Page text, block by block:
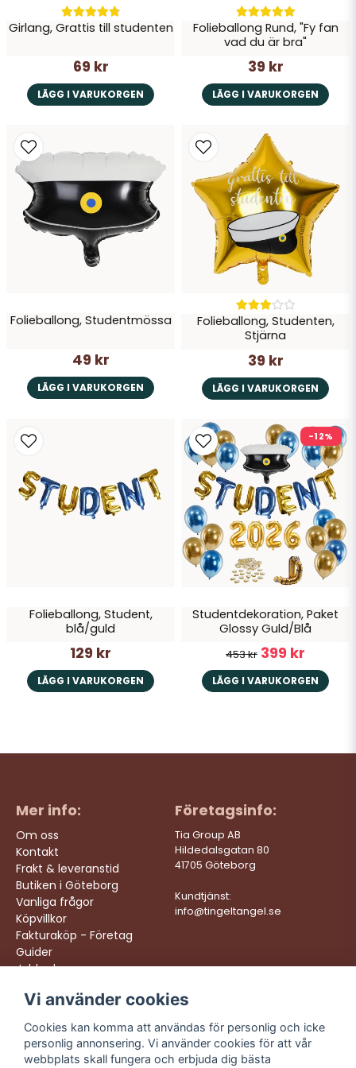
Girlang, Grattis till studenten
69 kr
LÄGG I VARUKORGEN
Folieballong Rund, "Fy fan
vad du är bra"
39 kr
LÄGG I VARUKORGEN
Folieballong, Studentmössa
49 kr
LÄGG I VARUKORGEN
Folieballong, Studenten,
Stjärna
39 kr
LÄGG I VARUKORGEN
Folieballong, Student,
blå/guld
129 kr
LÄGG I VARUKORGEN
Studentdekoration, Paket
Glossy Guld/Blå
453 kr 399 kr
LÄGG I VARUKORGEN
-12%
Mer info:
Om oss
Kontakt
Frakt & leveranstid
Butiken i Göteborg
Vanliga frågor
Köpvillkor
Fakturaköp - Företag
Guider
Jobba hos oss
Företagsinfo:
Tia Group AB
Hildedalsgatan 80
41705 Göteborg
Kundtjänst:
info@tingeltangel.se
Följ oss:
Instagram
Facebook
Vi levererar:
Snabba leveranser
Trygga köp
Fri frakt över 499:-
Vi använder cookies
Cookies kan komma att användas för personlig och icke
personlig annonsering. Vi använder cookies för att vår
webbplats skall fungera och erbjuda dig bästa